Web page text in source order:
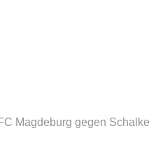
Magdeburg gegen